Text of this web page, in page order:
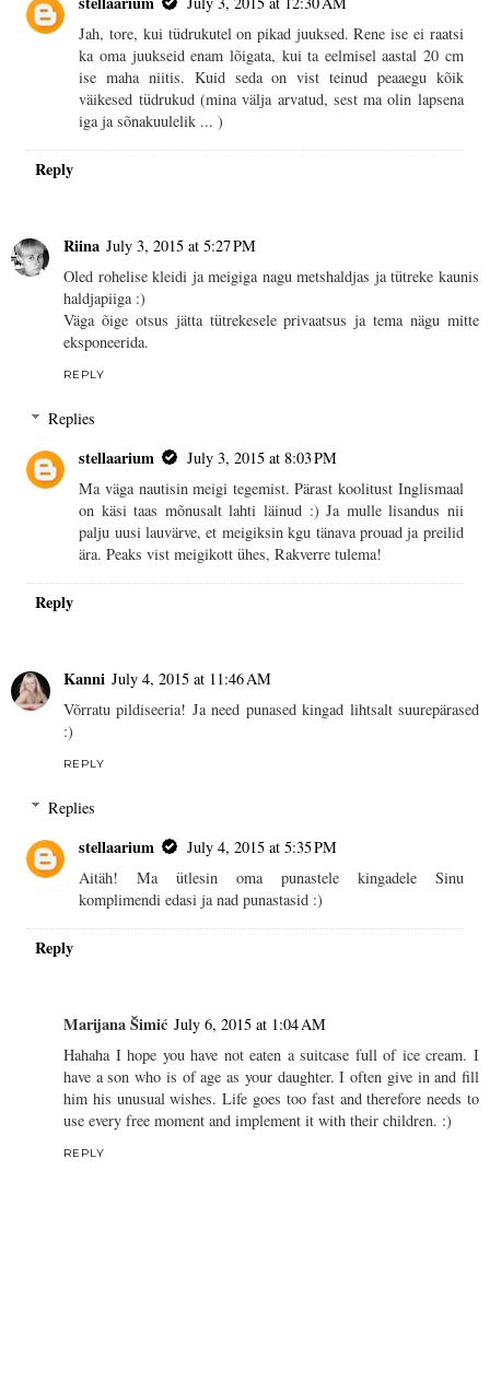
Jah, tore, kui tüdrukutel on pikad juuksed. Rene ise ei raatsi
ka oma juukseid enam lõigata, kui ta eelmisel aastal 20 cm
ise maha niitis. Kuid seda on vist teinud peaaegu kõik
väikesed tüdrukud (mina välja arvatud, sest ma olin lapsena
iga ja sõnakuulelik ... )
Reply
Riina July 3, 2015 at 5:27 PM
Oled rohelise kleidi ja meigiga nagu metshaldjas ja tütreke kaunis
haldjapiiga :)
Väga õige otsus jätta tütrekesele privaatsus ja tema nägu mitte
eksponeerida.
REPLY
Replies
stellaarium
July 3, 2015 at 8:03 PM
Ma väga nautisin meigi tegemist. Pärast koolitust Inglismaal
on käsi taas mõnusalt lahti läinud :) Ja mulle lisandus nii
palju uusi lauvärve, et meigiksin kgu tänava prouad ja preilid
ära. Peaks vist meigikott ühes, Rakverre tulema!
Reply
Kanni July 4, 2015 at 11:46 AM
Võrratu pildiseeria! Ja need punased kingad lihtsalt suurepärased
:)
REPLY
Replies
stellaarium
July 4, 2015 at 5:35 PM
Aitäh! Ma ütlesin oma punastele kingadele Sinu
komplimendi edasi ja nad punastasid :)
Reply
Marijana Šimić July 6, 2015 at 1:04 AM
Hahaha I hope you have not eaten a suitcase full of ice cream. I
have a son who is of age as your daughter. I often give in and fill
him his unusual wishes. Life goes too fast and therefore needs to
use every free moment and implement it with their children. :)
REPLY